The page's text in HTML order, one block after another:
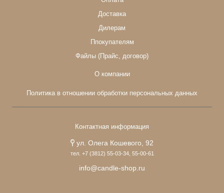
Доставка
Дилерам
Ппокупателям
Файлы (Прайс, договор)
О компании
Политика в отношении обработки персональных данных
Контактная информация
ул. Олега Кошевого, 92
тел. +7 (3812) 55-03-34, 55-00-61
info@candle-shop.ru